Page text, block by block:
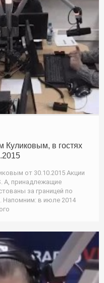
в гостях
от 30.10.2015 Акции
A, принадлежащие
за границей по
в июле 2014